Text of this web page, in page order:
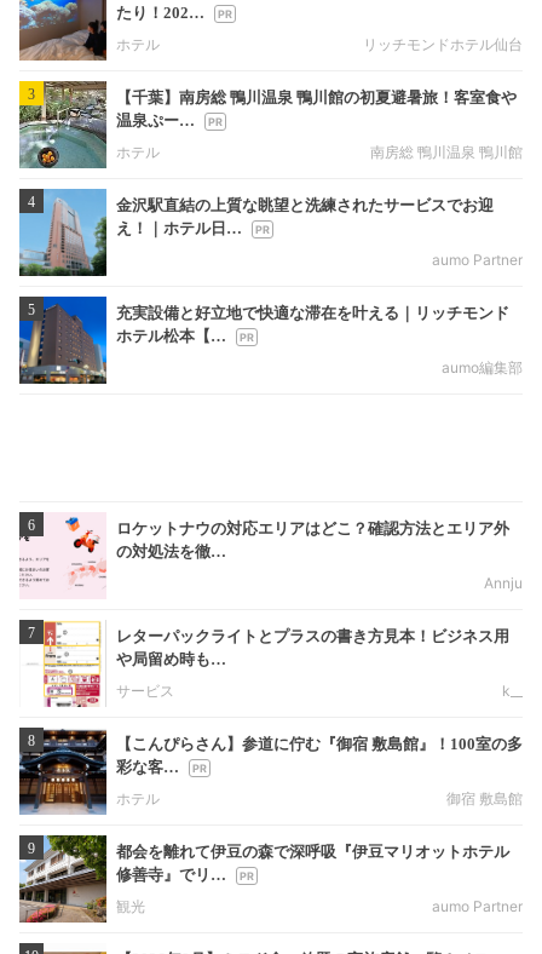
たり！202…
ホテル
リッチモンドホテル仙台
3
【千葉】南房総 鴨川温泉 鴨川館の初夏避暑旅！客室食や
温泉ぷー…
ホテル
南房総 鴨川温泉 鴨川館
4
金沢駅直結の上質な眺望と洗練されたサービスでお迎
え！｜ホテル日…
aumo Partner
5
充実設備と好立地で快適な滞在を叶える｜リッチモンド
ホテル松本【…
aumo編集部
6
ロケットナウの対応エリアはどこ？確認方法とエリア外
の対処法を徹…
Annju
7
レターパックライトとプラスの書き方見本！ビジネス用
や局留め時も…
サービス
k__
8
【こんぴらさん】参道に佇む『御宿 敷島館』！100室の多
彩な客…
ホテル
御宿 敷島館
9
都会を離れて伊豆の森で深呼吸『伊豆マリオットホテル
修善寺』でリ…
観光
aumo Partner